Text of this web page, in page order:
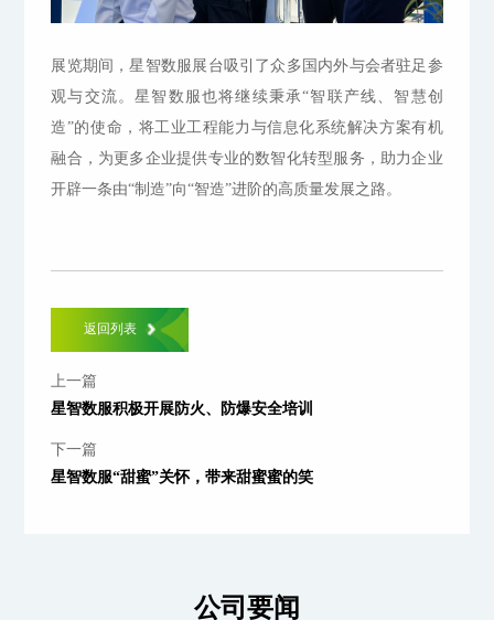
展览期间，星智数服展台吸引了众多国内外与会者驻足参
观与交流。星智数服也将继续秉承“智联产线、智慧创
造”的使命，将工业工程能力与信息化系统解决方案有机
融合，为更多企业提供专业的数智化转型服务，助力企业
开辟一条由“制造”向“智造”进阶的高质量发展之路。
上一篇
星智数服积极开展防火、防爆安全培训
返回列表
下一篇
星智数服“甜蜜”关怀，带来甜蜜蜜的笑
公司要闻